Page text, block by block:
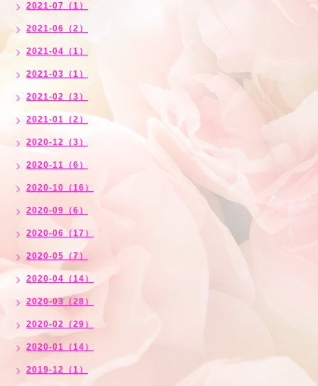
2021-07（1）
2021-06（2）
2021-04（1）
2021-03（1）
2021-02（3）
2021-01（2）
2020-12（3）
2020-11（6）
2020-10（16）
2020-09（6）
2020-06（17）
2020-05（7）
2020-04（14）
2020-03（28）
2020-02（29）
2020-01（14）
2019-12（1）